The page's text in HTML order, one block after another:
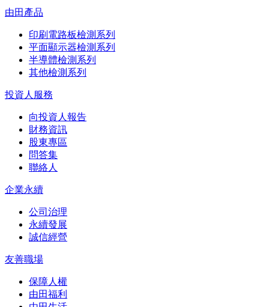
由田產品
印刷電路板檢測系列
平面顯示器檢測系列
半導體檢測系列
其他檢測系列
投資人服務
向投資人報告
財務資訊
股東專區
問答集
聯絡人
企業永續
公司治理
永續發展
誠信經營
友善職場
保障人權
由田福利